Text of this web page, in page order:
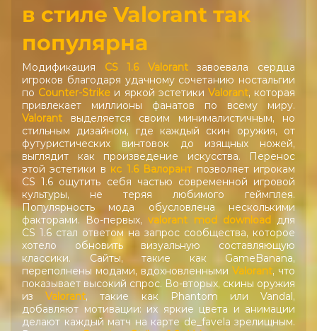
в стиле Valorant так
популярна
Модификация CS 1.6 Valorantзавоевала сердца
игроков благодаря удачному сочетанию ностальгии
по Counter-Strike и яркой эстетики Valorant, которая
привлекает миллионы фанатов по всему миру.
Valorant выделяется своим минималистичным, но
стильным дизайном, где каждый скин оружия, от
футуристических винтовок до изящных ножей,
выглядит как произведение искусства. Перенос
этой эстетики в кс 1.6 Валорант позволяет игрокам
CS 1.6 ощутить себя частью современной игровой
культуры, не теряя любимого геймплея.
Популярность мода обусловлена несколькими
факторами. Во-первых,valorant mod download для
CS 1.6 стал ответом на запрос сообщества, которое
хотело обновить визуальную составляющую
классики. Сайты, такие как GameBanana,
переполнены модами, вдохновленными Valorant, что
показывает высокий спрос. Во-вторых, скины оружия
изValorant, такие как Phantom или Vandal,
добавляют мотивации: их яркие цвета и анимации
делают каждый матч на карте de_favela зрелищным.